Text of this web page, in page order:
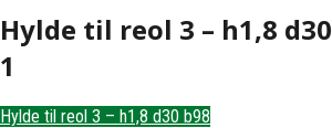
Hylde til reol 3 – h1,8
1
Hylde til reol 3 – h1,8 d30 b98